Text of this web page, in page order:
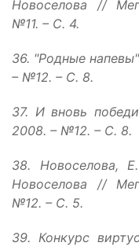
Новоселова //
№11. – С. 4.
36. "Родные
– №12. – С. 8.
37. И вновь
2008. – №12. – С. 8.
38. Новоселова,
Новоселова //
№12. – С. 5.
39. Конкурс